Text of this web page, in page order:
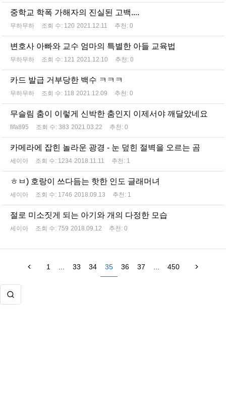
중학교 학폭 가해자의 진실된 고백....
무하무하 조회 수: 120 2021.12.11 추천: 0
변호사 아빠와 교수 엄마의 특별한 아들 교육법
무하무하 조회 수: 121 2021.12.10 추천: 0
카드 발급 거부당한 백수 ㅋㅋㅋ
무하무하 조회 수: 118 2021.12.09 추천: 0
무슬림 춤이 이렇게 신박한 춤인지 이제서야 깨달았네요
fifa895 조회 수: 383 2021.03.22 추천: 0
카메라에 잡힌 놀라운 광경 - 눈 덮힌 절벽을 오르는 곰
세이아 조회 수: 1234 2018.11.11 추천: 1
ㅎㅂ) 호랑이 쓰다듬는 핫한 인도 글래머녀
세이아 조회 수: 1746 2018.09.13 추천: 1
절로 미소짓게 되는 아기와 개의 다정한 모습
세이아 조회 수: 759 2018.09.12 추천: 0
1 33 34 35 36 37 450